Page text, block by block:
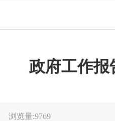
政府工作报
浏览量:9769